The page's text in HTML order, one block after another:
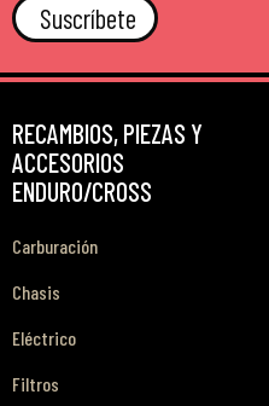
Suscríbete
RECAMBIOS, PIEZAS Y
ACCESORIOS
ENDURO/CROSS
Carburación
Chasis
Eléctrico
Filtros